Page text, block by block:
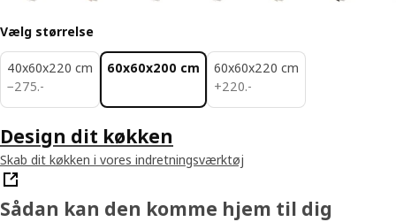
Vælg størrelse
40x60x220 cm
−275.-
275.-
60x60x200 cm
60x60x220 cm
+220.-
220.-
Design dit køkken
Skab dit køkken i vores indretningsværktøj
Sådan kan den komme hjem til dig